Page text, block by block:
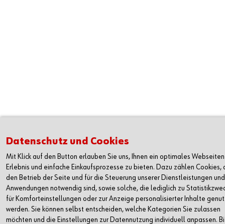
Datenschutz und Cookies
Mit Klick auf den Button erlauben Sie uns, Ihnen ein optimales
Erlebnis und einfache Einkaufsprozesse zu bieten. Dazu zählen Cookies,
den Betrieb der Seite und für die Steuerung unserer Dienstleistungen und
Anwendungen notwendig sind, sowie solche, die lediglich zu
für Komforteinstellungen oder zur Anzeige personalisierter Inhalte
werden. Sie können selbst entscheiden, welche Kategorien Sie zulassen
möchten und die Einstellungen zur Datennutzung individuell anpassen.